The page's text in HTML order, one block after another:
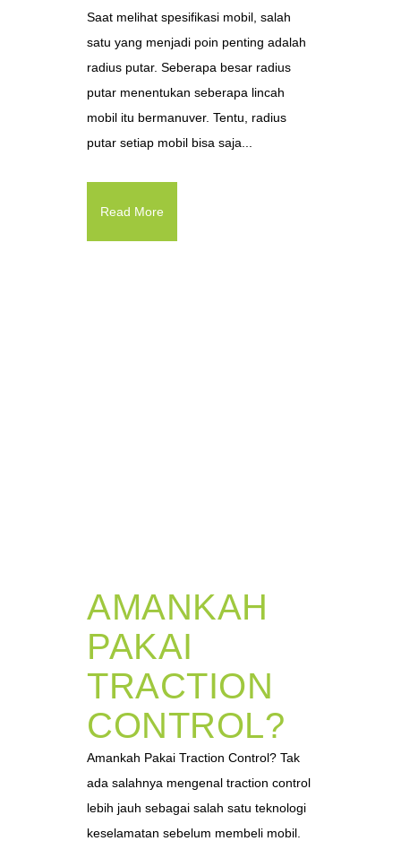
Saat melihat spesifikasi mobil, salah
satu yang menjadi poin penting adalah
radius putar. Seberapa besar radius
putar menentukan seberapa lincah
mobil itu bermanuver. Tentu, radius
putar setiap mobil bisa saja...
Read More
AMANKAH
PAKAI
TRACTION
CONTROL?
Amankah Pakai Traction Control? Tak
ada salahnya mengenal traction control
lebih jauh sebagai salah satu teknologi
keselamatan sebelum membeli mobil.